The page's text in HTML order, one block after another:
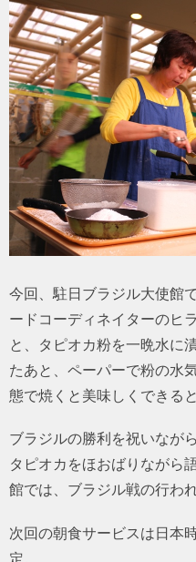
今回、駐日ブラジル大使館
ードコーディネイターのヒ
と、タピオカ粉を一晩水に
たあと、ペーパーで粉の水
態で焼くと美味しくできると
ブラジルの勝利を祝いなが
タピオカをほおばりながら
館では、ブラジル戦の行わ
次回の朝食サービスは日本
定。